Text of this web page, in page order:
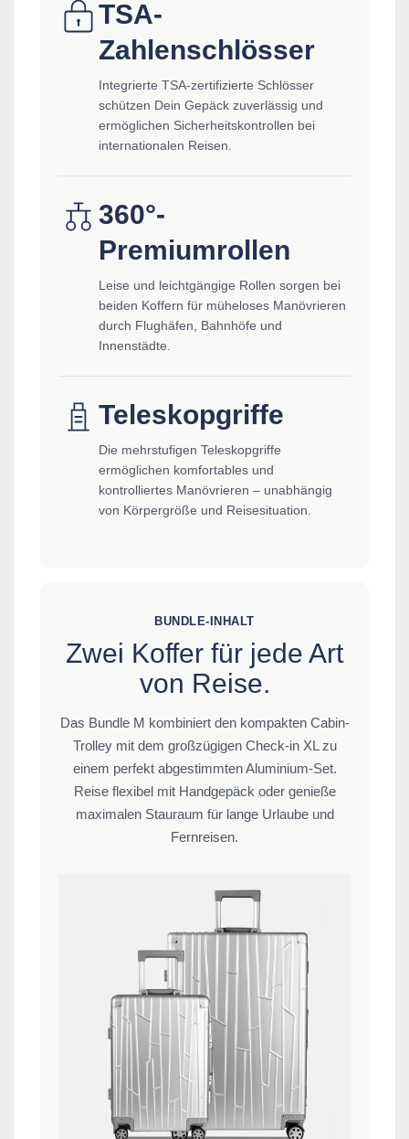
TSA-
Zahlenschlösser
Integrierte TSA-zertifizierte Schlösser
schützen Dein Gepäck zuverlässig und
ermöglichen Sicherheitskontrollen bei
internationalen Reisen.
360°-
Premiumrollen
Leise und leichtgängige Rollen sorgen bei
beiden Koffern für müheloses Manövrieren
durch Flughäfen, Bahnhöfe und
Innenstädte.
Teleskopgriffe
Die mehrstufigen Teleskopgriffe
ermöglichen komfortables und
kontrolliertes Manövrieren – unabhängig
von Körpergröße und Reisesituation.
BUNDLE-INHALT
Zwei Koffer für jede Art
von Reise.
Das Bundle M kombiniert den kompakten Cabin-
Trolley mit dem großzügigen Check-in XL zu
einem perfekt abgestimmten Aluminium-Set.
Reise flexibel mit Handgepäck oder genieße
maximalen Stauraum für lange Urlaube und
Fernreisen.